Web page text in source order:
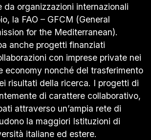
organizzazioni internazionali
la FAO – GFCM (General
for the Mediterranean).
anche progetti finanziati
con imprese private nei
economy nonché del trasferimento
risultati della ricerca. I progetti di
di carattere collaborativo,
attraverso un’ampia rete di
la maggiori Istituzioni di
italiane ed estere.